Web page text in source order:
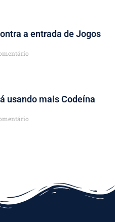
a entrada de Jogos
usando mais Codeína